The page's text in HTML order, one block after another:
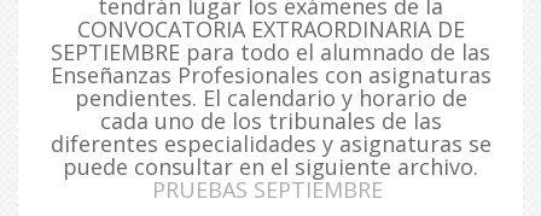
tendrán lugar los exámenes de la
CONVOCATORIA EXTRAORDINARIA DE
SEPTIEMBRE para todo el alumnado de las
Enseñanzas Profesionales con asignaturas
pendientes. El calendario y horario de
cada uno de los tribunales de las
diferentes especialidades y asignaturas se
puede consultar en el siguiente archivo.
PRUEBAS SEPTIEMBRE